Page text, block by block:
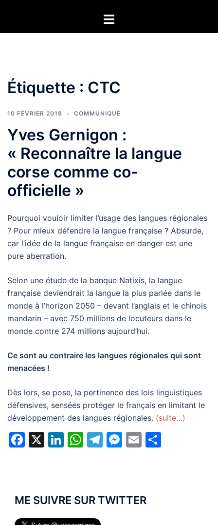
contenu
Ouvrir/fermer
Étiquette : CTC
10 FÉVRIER 2018 COMMUNIQUÉ
Yves Gernigon :
« Reconnaître la langue
corse comme co-
officielle »
Pourquoi vouloir limiter l’usage des langues régionales
? Pour mieux défendre la langue française ? Absurde,
car l’idée de la langue française en danger est une
pure aberration.
Selon une étude de la banque Natixis, la langue
française deviendrait la langue la plus parlée dans le
monde à l’horizon 2050 – devant l’anglais et le chinois
mandarin – avec 750 millions de locuteurs dans le
monde contre 274 millions aujourd’hui.
Ce sont au contraire les langues régionales qui sont
menacées !
Dès lors, se pose, la pertinence des lois linguistiques
défensives, sensées protéger le français en limitant le
développement des langues régionales. (suite…)
Facebook
X LinkedIn
WhatsApp
Telegram
Messenger
Email
ME SUIVRE SUR TWITTER